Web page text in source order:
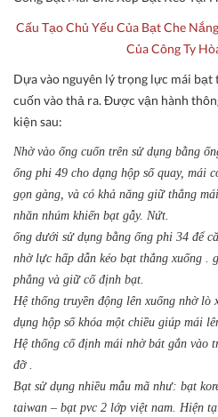
Cấu Tạo Chủ Yếu Của Bạt Che
Của Công Ty
Dựa vào nguyên lý trọng lực mái bạt
cuốn vào thả ra. Được vận hành
kiện sau:
Nhờ vào ống cuốn trên sử dụng bằng
ống phi 49 cho dạng hộp số quay, mái
gọn gàng, và có khả năng giữ thẳng
nhăn nhúm khiến bạt gẫy. Nứt.
ống dưới sử dụng bằng ống phi 34 để
nhờ lực hấp dẫn kéo bạt thẳng xuống .
phẳng và giữ cố định bạt.
Hệ thống truyền động lên xuống nhờ lò
dụng hộp số khóa một chiều giúp mái
Hệ thống cố định mái nhờ bát gắn vào
đỡ .
Bạt sử dụng nhiều mẫu mã như: bạt
taiwan – bạt pvc 2 lớp việt nam. Hiện